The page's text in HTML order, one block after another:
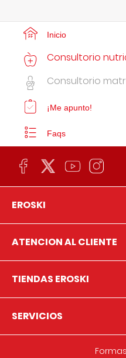
Inicio
Consultorio
Consultorio
¡Me apunto!
Faqs
EROSKI
ATENCION AL CLIENTE
TIENDAS EROSKI
SERVICIOS